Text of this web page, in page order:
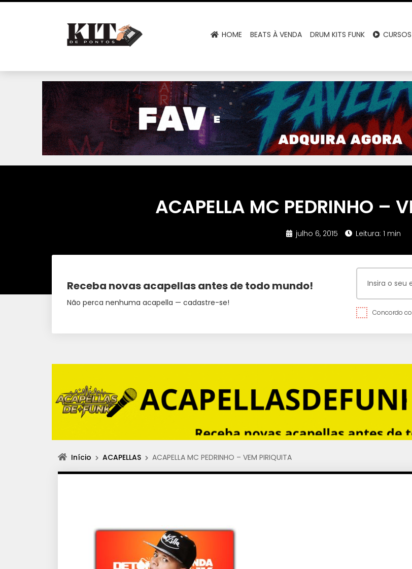
HOME BEATS À VENDA DRUM KITS FUNK CURSOS
ACAPELLA MC PEDRINHO –
julho 6, 2015 Leitura: 1 min
Receba novas acapellas antes de todo mundo!
Não perca nenhuma acapella — cadastre-se!
Concordo
Início ACAPELLAS ACAPELLA MC PEDRINHO – VEM PIRIQUITA